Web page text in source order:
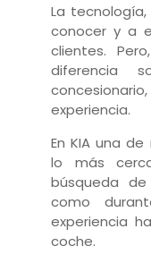
La
conocer y a
clientes.
diferencia
experiencia.
En KIA una
lo más
búsqueda
como
experiencia
coche.